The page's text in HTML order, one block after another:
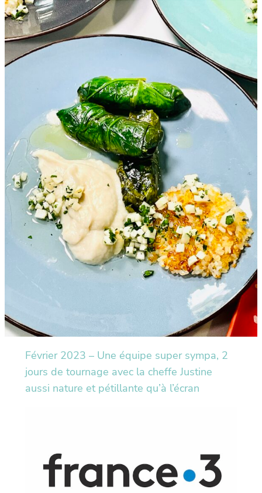
Février 2023 – Une équipe super sympa, 2
jours de tournage avec la cheffe Justine
aussi nature et pétillante qu’à l’écran